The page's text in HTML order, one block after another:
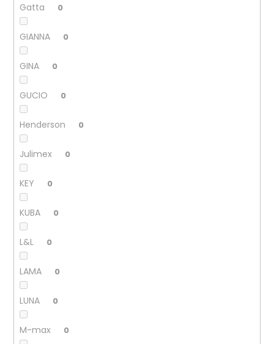
Gatta 0
GIANNA 0
GINA 0
GUCIO 0
Henderson 0
Julimex 0
KEY 0
KUBA 0
L&L 0
LAMA 0
LUNA 0
M-max 0